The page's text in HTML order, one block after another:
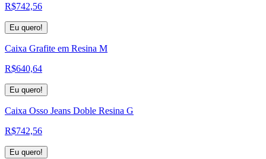
R$742,56
Eu quero!
Caixa Grafite em Resina M
R$640,64
Eu quero!
Caixa Osso Jeans Doble Resina G
R$742,56
Eu quero!